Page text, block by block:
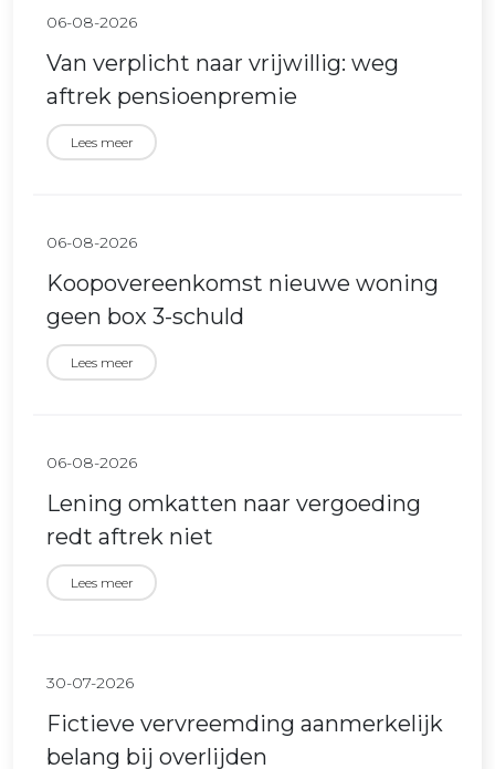
06-08-2026
Van verplicht naar vrijwillig: weg
aftrek pensioenpremie
Lees meer
06-08-2026
Koopovereenkomst nieuwe woning
geen box 3-schuld
Lees meer
06-08-2026
Lening omkatten naar vergoeding
redt aftrek niet
Lees meer
30-07-2026
Fictieve vervreemding aanmerkelijk
belang bij overlijden